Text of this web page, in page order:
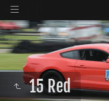
15 Red